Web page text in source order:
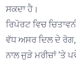
ਸਕਦਾ ਹੈ।
ਰਿਪੋਰਟ ਵਿਚ
ਵੱਧ ਅਸਰ ਦਿਲ ਦੇ
ਨਾਲ ਜੁੜੇ ਮਰੀਜ਼ਾਂ ‘ਤੇ